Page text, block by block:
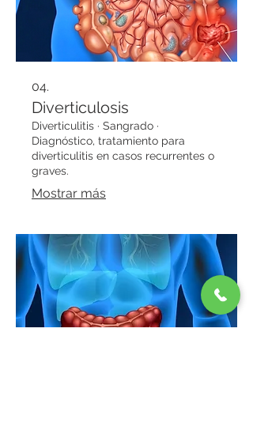
04.
Diverticulosis
Diverticulitis · Sangrado ·
Diagnóstico, tratamiento para
diverticulitis en casos recurrentes o
graves.
Mostrar más